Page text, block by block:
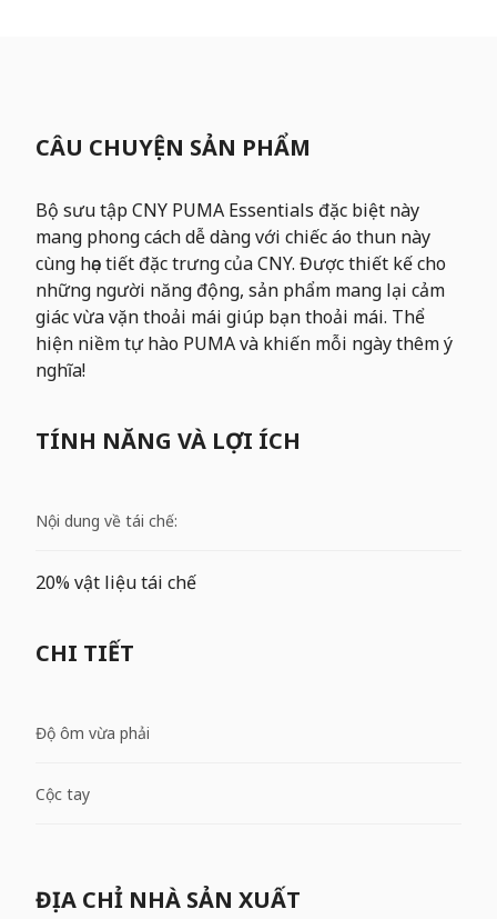
CÂU CHUYỆN SẢN PHẨM
Bộ sưu tập CNY PUMA Essentials đặc biệt này
mang phong cách dễ dàng với chiếc áo thun này
cùng họa tiết đặc trưng của CNY. Được thiết kế cho
những người năng động, sản phẩm mang lại cảm
giác vừa vặn thoải mái giúp bạn thoải mái. Thể
hiện niềm tự hào PUMA và khiến mỗi ngày thêm ý
nghĩa!
TÍNH NĂNG VÀ LỢI ÍCH
Nội dung về tái chế:
20% vật liệu tái chế
CHI TIẾT
Độ ôm vừa phải
Cộc tay
ĐỊA CHỈ NHÀ SẢN XUẤT